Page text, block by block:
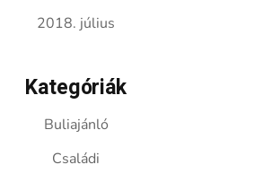
2018. július
Kategóriák
Buliajánló
Családi